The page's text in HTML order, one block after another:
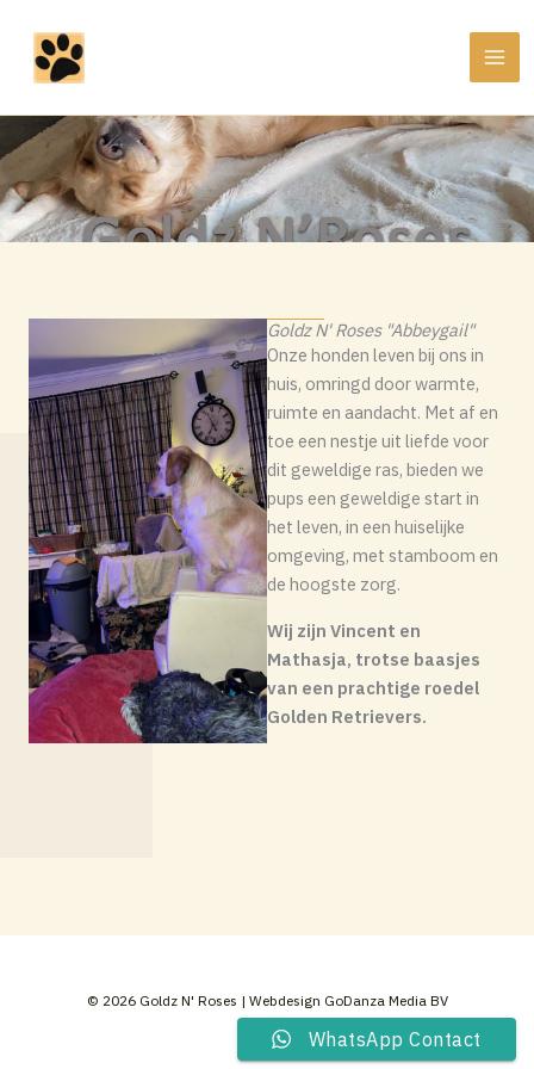
Goldz N' Roses "Abbeygail"
Onze honden leven bij ons in
huis, omringd door warmte,
ruimte en aandacht. Met af en
toe een nestje uit liefde voor
dit geweldige ras, bieden we
pups een geweldige start in
het leven, in een huiselijke
omgeving, met stamboom en
de hoogste zorg.
Wij zijn Vincent en
Mathasja, trotse baasjes
van een prachtige roedel
Golden Retrievers.
© 2026 Goldz N' Roses | Webdesign GoDanza Media BV
WhatsApp Contact